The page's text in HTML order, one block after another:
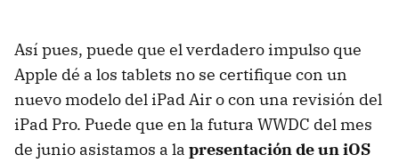
Así pues, puede que el verdadero impulso que
Apple dé a los tablets no se certifique con un
nuevo modelo del iPad Air o con una revisión del
iPad Pro. Puede que en la futura WWDC del mes
de junio asistamos a la presentación de un iOS